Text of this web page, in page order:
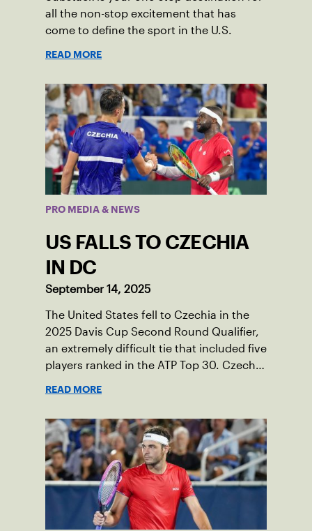
all the non-stop excitement that has
come to define the sport in the U.S.
READ MORE
PRO MEDIA & NEWS
US FALLS TO CZECHIA
IN DC
September 14, 2025
The United States fell to Czechia in the
2025 Davis Cup Second Round Qualifier,
an extremely difficult tie that included five
players ranked in the ATP Top 30. Czechia
READ MORE